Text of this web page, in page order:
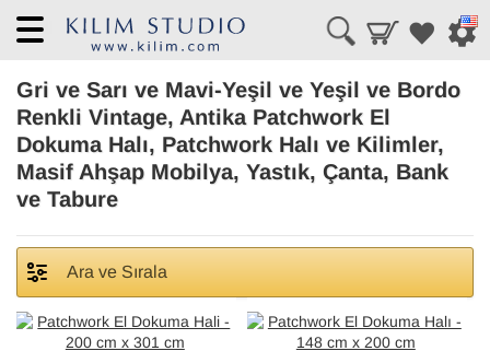
Menü
Gri ve Sarı ve Mavi-Yeşil ve Yeşil ve Bordo
Renkli Vintage, Antika Patchwork El
Dokuma Halı, Patchwork Halı ve Kilimler,
Masif Ahşap Mobilya, Yastık, Çanta, Bank
ve Tabure
Ara ve Sırala